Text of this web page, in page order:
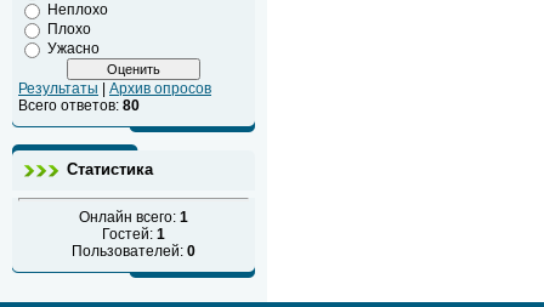
Неплохо
Плохо
Ужасно
Результаты
Архив опросов
Всего ответов: 80
Статистика
Онлайн всего: 1
Гостей: 1
Пользователей: 0